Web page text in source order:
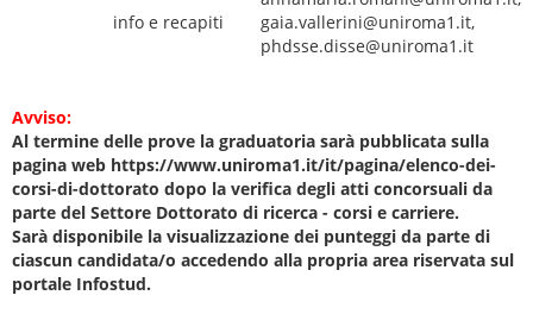
info e recapiti
gaia.vallerini@uniroma1.it,
phdsse.disse@uniroma1.it
Avviso:
Al termine delle prove la graduatoria sarà pubblicata sulla
pagina web https://www.uniroma1.it/it/pagina/elenco-dei-
corsi-di-dottorato dopo la verifica degli atti concorsuali da
parte del Settore Dottorato di ricerca - corsi e carriere.
Sarà disponibile la visualizzazione dei punteggi da parte di
ciascun candidata/o accedendo alla propria area riservata sul
portale Infostud.